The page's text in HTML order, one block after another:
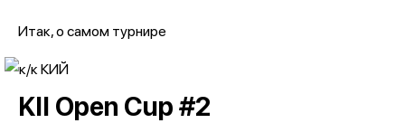
Итак, о самом турнире
KII Open Cup #2